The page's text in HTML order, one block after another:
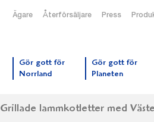
Ägare Återförsäljare Press
Gör gott för
Norrland
Gör gott för
Planeten
Grillade lammkotletter med